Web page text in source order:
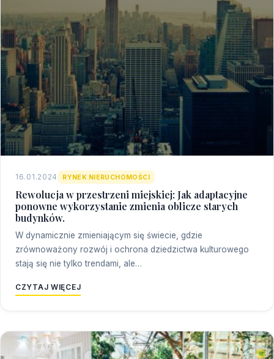
16.01.2024 RYNEK NIERUCHOMOŚCI
Rewolucja w przestrzeni miejskiej: Jak adaptacyjne
ponowne wykorzystanie zmienia oblicze starych
budynków.
W dynamicznie zmieniającym się świecie, gdzie
zrównoważony rozwój i ochrona dziedzictwa kulturowego
stają się nie tylko trendami, ale…
CZYTAJ WIĘCEJ